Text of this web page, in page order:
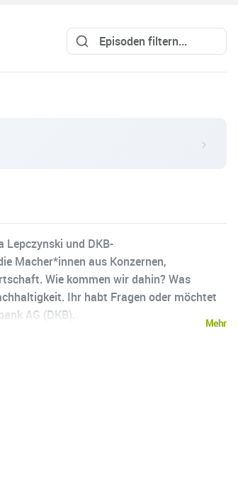
und DKB-
Macher*innen aus Konzernen,
Wie kommen wir dahin? Was
Ihr habt Fragen oder möchtet
AG (DKB).
Mehr